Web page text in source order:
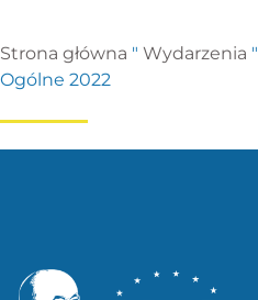
Strona główna " Wydarzenia "
Ogólne 2022